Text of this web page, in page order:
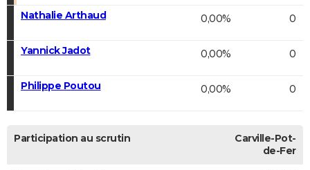
Nathalie Arthaud 0,00% 0
Yannick Jadot 0,00% 0
Philippe Poutou 0,00% 0
Participation au scrutin
Carville-Pot-
de-Fer